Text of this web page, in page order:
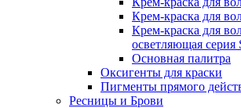
Крем-краска для
Крем-краска для
осветляющая серия
Основная палитра
Оксигенты для краски
Пигменты прямого
Ресницы и Брови